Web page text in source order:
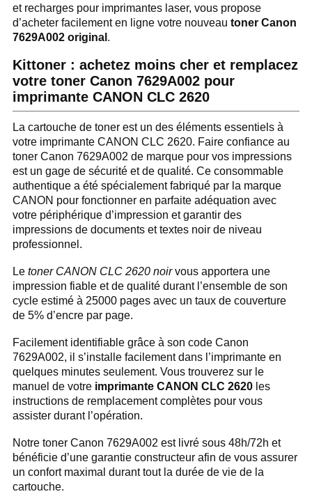
et recharges pour imprimantes laser, vous propose
d’acheter facilement en ligne votre nouveau toner Canon
7629A002 original .
Kittoner : achetez moins cher et remplacez
votre toner Canon 7629A002 pour
imprimante CANON CLC 2620
La cartouche de toner est un des éléments essentiels à
votre imprimante CANON CLC 2620. Faire confiance au
toner Canon 7629A002 de marque pour vos impressions
est un gage de sécurité et de qualité. Ce consommable
authentique a été spécialement fabriqué par la marque
CANON pour fonctionner en parfaite adéquation avec
votre périphérique d’impression et garantir des
impressions de documents et textes noir de niveau
professionnel.
Le toner CANON CLC 2620 noirvous apportera une
impression fiable et de qualité durant l’ensemble de son
cycle estimé à 25000 pages avec un taux de couverture
de 5% d’encre par page.
Facilement identifiable grâce à son code Canon
7629A002, il s’installe facilement dans l’imprimante en
quelques minutes seulement. Vous trouverez sur le
manuel de votre imprimante CANON CLC 2620 les
instructions de remplacement complètes pour vous
assister durant l’opération.
Notre toner Canon 7629A002 est livré sous 48h/72h et
bénéficie d’une garantie constructeur afin de vous assurer
un confort maximal durant tout la durée de vie de la
cartouche.